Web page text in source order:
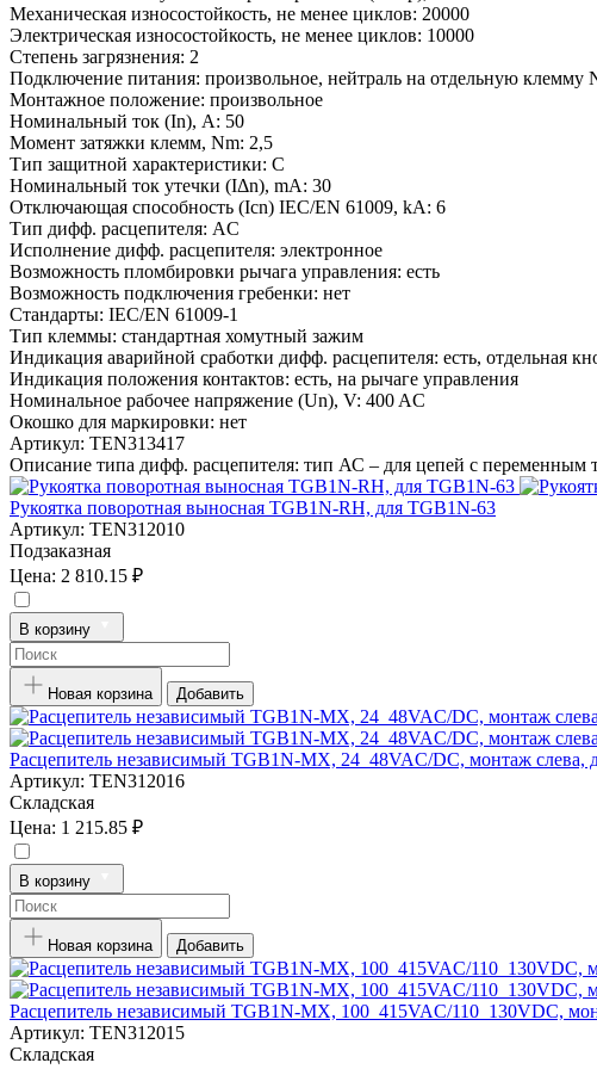
Механическая износостойкость, не менее циклов: 20000
Электрическая износостойкость, не менее циклов: 10000
Степень загрязнения: 2
Подключение питания: произвольное, нейтраль на отдельную клемму
Монтажное положение: произвольное
Номинальный ток (In), A: 50
Момент затяжки клемм, Nm: 2,5
Тип защитной характеристики: C
Номинальный ток утечки (IΔn), mA: 30
Отключающая способность (Icn) IEC/EN 61009, kA: 6
Тип дифф. расцепителя: AC
Исполнение дифф. расцепителя: электронное
Возможность пломбировки рычага управления: есть
Возможность подключения гребенки: нет
Стандарты: IEC/EN 61009-1
Тип клеммы: стандартная хомутный зажим
Индикация аварийной сработки дифф. расцепителя: есть, отдельная
Индикация положения контактов: есть, на рычаге управления
Номинальное рабочее напряжение (Un), V: 400 AC
Окошко для маркировки: нет
Артикул: TEN313417
Описание типа дифф. расцепителя: тип АС – для цепей с переменным
Рукоятка поворотная выносная TGB1N-RH, для TGB1N-63
Артикул: TEN312010
Подзаказная
Цена: 2 810.15 ₽
В корзину
Новая корзина Добавить
Расцепитель независимый TGB1N-MX, 24_48VAC/DC, монтаж
Артикул: TEN312016
Складская
Цена: 1 215.85 ₽
В корзину
Новая корзина Добавить
Расцепитель независимый TGB1N-MX, 100_415VAC/110_130VDC,
Артикул: TEN312015
Складская